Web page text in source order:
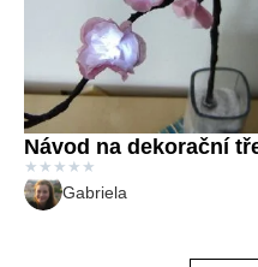
Návod na dekorační
★ ★ ★ ★ ★
Gabriela